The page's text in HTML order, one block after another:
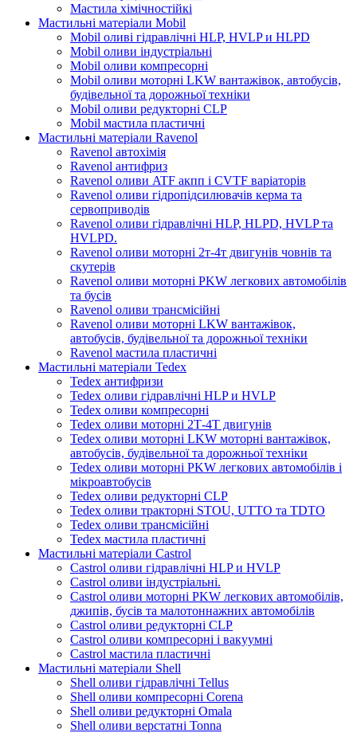
Мастила хімічностійкі
Мастильні матеріали Mobil
Mobil оливі гідравлічні HLP, HVLP и HLPD
Mobil оливи індустріальні
Mobil оливи компресорні
Mobil оливи моторні LKW вантажівок, автобусів,
будівельної та дорожньої техніки
Mobil оливи редукторні CLP
Mobil мастила пластичні
Мастильні матеріали Ravenol
Ravenol автохімія
Ravenol антифриз
Ravenol оливи ATF акпп і CVTF варіаторів
Ravenol оливи гідропідсилювачів керма та
сервоприводів
Ravenol оливи гідравлічні HLP, HLPD, HVLP та
HVLPD.
Ravenol оливи моторні 2т-4т двигунів човнів та
скутерів
Ravenol оливи моторні PKW легкових автомобілів
та бусів
Ravenol оливи трансмісійні
Ravenol оливи моторні LKW вантажівок,
автобусів, будівельної та дорожньої техніки
Ravenol мастила пластичні
Мастильні матеріали Tedex
Tedex антифризи
Tedex оливи гідравлічні HLP и HVLP
Tedex оливи компресорні
Tedex оливи моторні 2Т-4Т двигунів
Tedex оливи моторні LKW моторні вантажівок,
автобусів, будівельної та дорожньої техніки
Tedex оливи моторні PKW легкових автомобілів і
мікроавтобусів
Tedex оливи редукторні CLP
Tedex оливи тракторні STOU, UTTO та TDTO
Tedex оливи трансмісійні
Tedex мастила пластичні
Мастильні матеріали Castrol
Castrol оливи гідравлічні HLP и HVLP
Castrol оливи індустріальні.
Castrol оливи моторні PKW легкових автомобілів,
джипів, бусів та малотоннажних автомобілів
Castrol оливи редукторні CLP
Castrol оливи компресорні і вакуумні
Castrol мастила пластичні
Мастильні матеріали Shell
Shell оливи гідравлічні Tellus
Shell оливи компресорні Corena
Shell оливи редукторні Omala
Shell оливи верстатні Tonna